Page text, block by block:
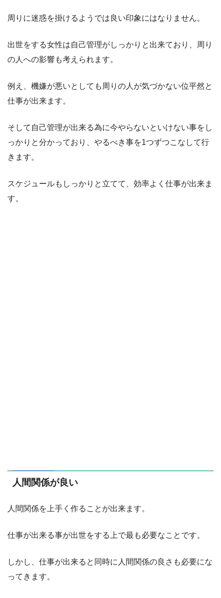
周りに迷惑を掛けるようでは良い印象にはなりません。
出世をする女性は自己管理がしっかりと出来ており、周り
の人への影響も考えられます。
例え、機嫌が悪いとしても周りの人が気づかない位平然と
仕事が出来ます。
そして自己管理が出来る為に今やらないといけない事をし
っかりと分かっており、やるべき事を1つずつこなして行
きます。
スケジュールもしっかりと立てて、効率よく仕事が出来ま
す。
人間関係が良い
人間関係を上手く作ることが出来ます。
仕事が出来る事が出世をする上で最も必要なことです。
しかし、仕事が出来ると同時に人間関係の良さも必要にな
ってきます。